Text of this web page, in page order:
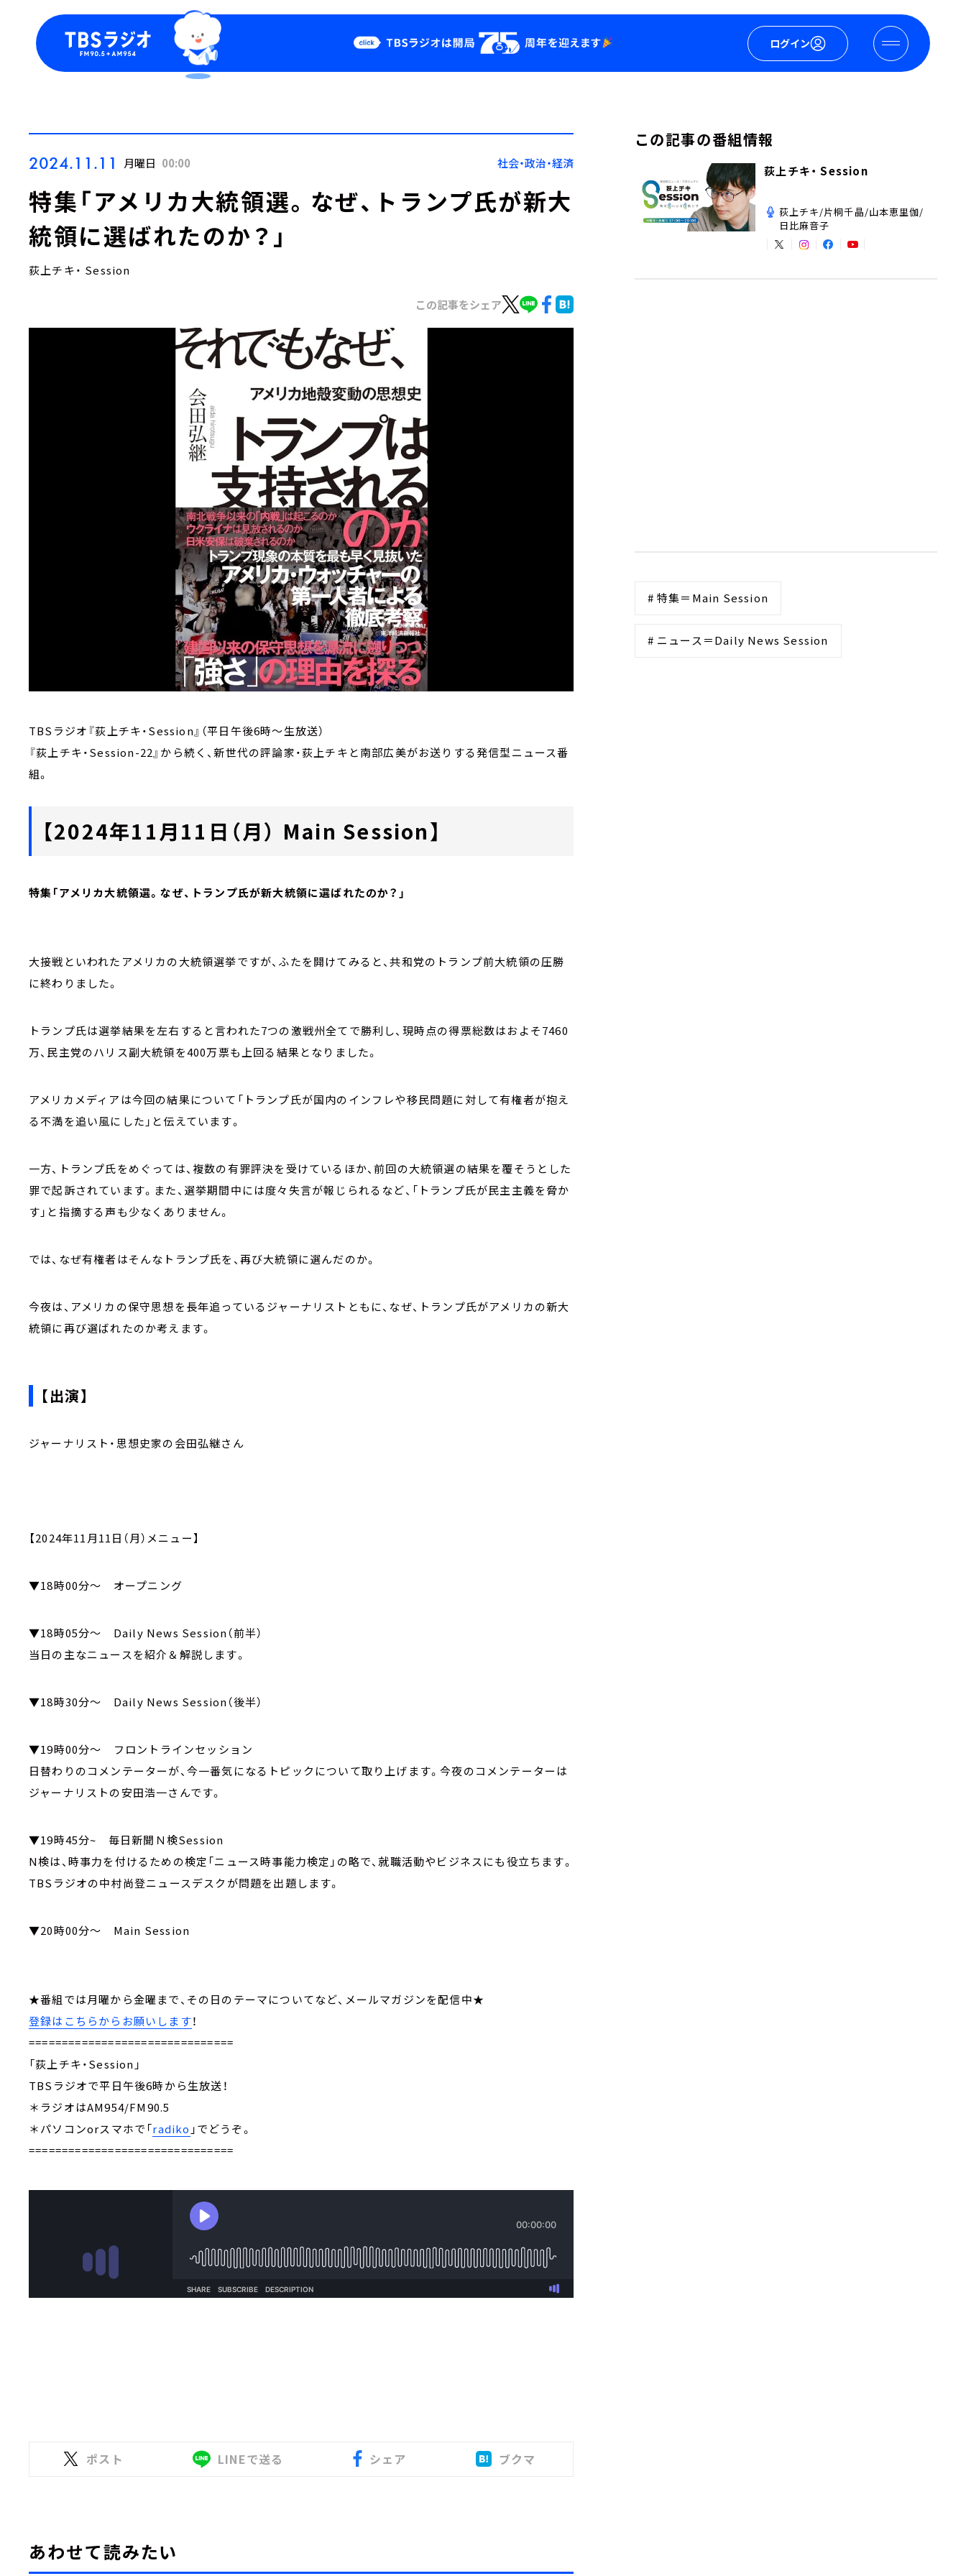
ログイン
Podcast
YouTube
会社情報
2024.11.11 月曜日 00:00 社会・政治・経済
特集「アメリカ大統領選。なぜ、トランプ氏が新大
統領に選ばれたのか？」
荻上チキ・ Session
この記事をシェア
TBSラジオ『荻上チキ・Session』（平日午後6時～生放送）
『荻上チキ・Session-22』から続く、新世代の評論家・荻上チキと南部広美がお送りする発信型ニュース番
組。
【2024年11月11日（月） Main Session】
特集「アメリカ大統領選。なぜ、トランプ氏が新大統領に選ばれたのか？」
大接戦といわれたアメリカの大統領選挙ですが、ふたを開けてみると、共和党のトランプ前大統領の圧勝
に終わりました。
トランプ氏は選挙結果を左右すると言われた7つの激戦州全てで勝利し、現時点の得票総数はおよそ7460
万、民主党のハリス副大統領を400万票も上回る結果となりました。
アメリカメディアは今回の結果について「トランプ氏が国内のインフレや移民問題に対して有権者が抱え
る不満を追い風にした」と伝えています。
一方、トランプ氏をめぐっては、複数の有罪評決を受けているほか、前回の大統領選の結果を覆そうとした
罪で起訴されています。また、選挙期間中には度々失言が報じられるなど、「トランプ氏が民主主義を脅か
す」と指摘する声も少なくありません。
では、なぜ有権者はそんなトランプ氏を、再び大統領に選んだのか。
今夜は、アメリカの保守思想を長年追っているジャーナリストともに、なぜ、トランプ氏がアメリカの新大
統領に再び選ばれたのか考えます。
【出演】
ジャーナリスト・思想史家の会田弘継さん
【2024年11月11日（月）メニュー】
▼18時00分～ オープニング
▼18時05分～ Daily News Session（前半）
当日の主なニュースを紹介＆解説します。
▼18時30分～ Daily News Session（後半）
▼19時00分～ フロントラインセッション
日替わりのコメンテーターが、今一番気になるトピックについて取り上げます。今夜のコメンテーターは
ジャーナリストの安田浩一さんです。
▼19時45分~ 毎日新聞Ｎ検Session
N検は、時事力を付けるための検定「ニュース時事能力検定」の略で、就職活動やビジネスにも役立ちます。
TBSラジオの中村尚登ニュースデスクが問題を出題します。
▼20時00分～ Main Session
★番組では月曜から金曜まで、その日のテーマについてなど、メールマガジンを配信中★
登録はこちらからお願いします！
===============================
「荻上チキ・Session」
TBSラジオで平日午後6時から生放送！
＊ラジオはAM954/FM90.5
＊パソコンorスマホで「radiko 」でどうぞ。
===============================
ポスト LINEで送る シェア ブクマ
あわせて読みたい
この記事の番組情報
荻上チキ・ Session
荻上チキ/片桐千晶/山本恵里伽/
日比麻音子
# 特集＝Main Session
# ニュース＝Daily News Session